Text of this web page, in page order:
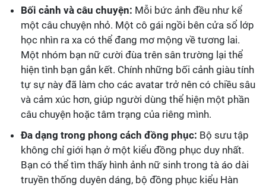
Bối cảnh và câu chuyện: Mỗi bức ảnh đều như kể
một câu chuyện nhỏ. Một cô gái ngồi bên cửa sổ lớp
học nhìn ra xa có thể đang mơ mộng về tương lai.
Một nhóm bạn nữ cười đùa trên sân trường lại thể
hiện tình bạn gắn kết. Chính những bối cảnh giàu tính
tự sự này đã làm cho các avatar trở nên có chiều sâu
và cảm xúc hơn, giúp người dùng thể hiện một phần
câu chuyện hoặc tâm trạng của riêng mình.
Đa dạng trong phong cách đồng phục: Bộ sưu tập
không chỉ giới hạn ở một kiểu đồng phục duy nhất.
Bạn có thể tìm thấy hình ảnh nữ sinh trong tà áo dài
truyền thống duyên dáng, bộ đồng phục kiểu Hàn